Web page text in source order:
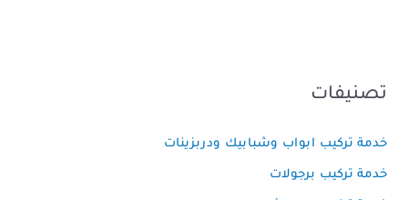
تصنيفات
خدمة تركيب ابواب وشبابيك ودربزينات
خدمة تركيب برجولات